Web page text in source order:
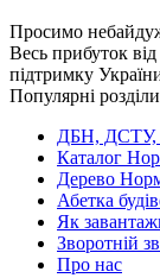
Просимо
Весь прибуток
підтримку
Популярні розділи
ДБН, ДСТУ,
Каталог
Дерево
Абетка
Як
Зворотній
Про нас